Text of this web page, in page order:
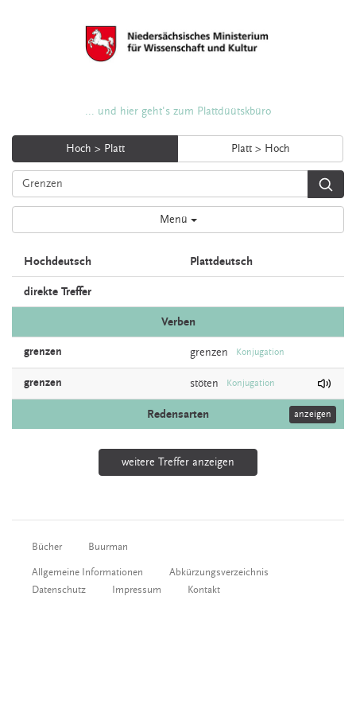
... und hier geht's zum Plattdüütskbüro
Hoch > Platt Platt > Hoch
Menü
Hochdeutsch Plattdeutsch
direkte Treffer
Verben
grenzen grenzen Konjugation
grenzen stöten Konjugation
Redensarten anzeigen
weitere Treffer anzeigen
Bücher Buurman
Allgemeine Informationen
Abkürzungsverzeichnis
Datenschutz
Impressum Kontakt